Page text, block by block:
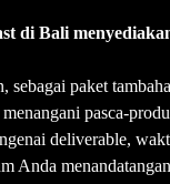
di Bali
sebagai paket
pasca-
deliverable,
Anda